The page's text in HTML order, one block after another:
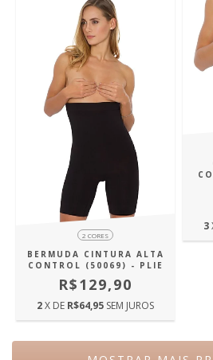
2 CORES
BERMUDA CINTURA ALTA
CONTROL (50069) - PLIE
R$129,90
2X DE R$64,95 SEM JUROS
3